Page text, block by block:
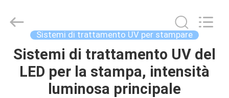
CASA
PRODOTTI
Syochi
Electronics
Rights
Reserved.
Sistemi di trattamento UV per stampare
Sistemi di trattamento UV del
LED per la stampa, intensità
luminosa principale